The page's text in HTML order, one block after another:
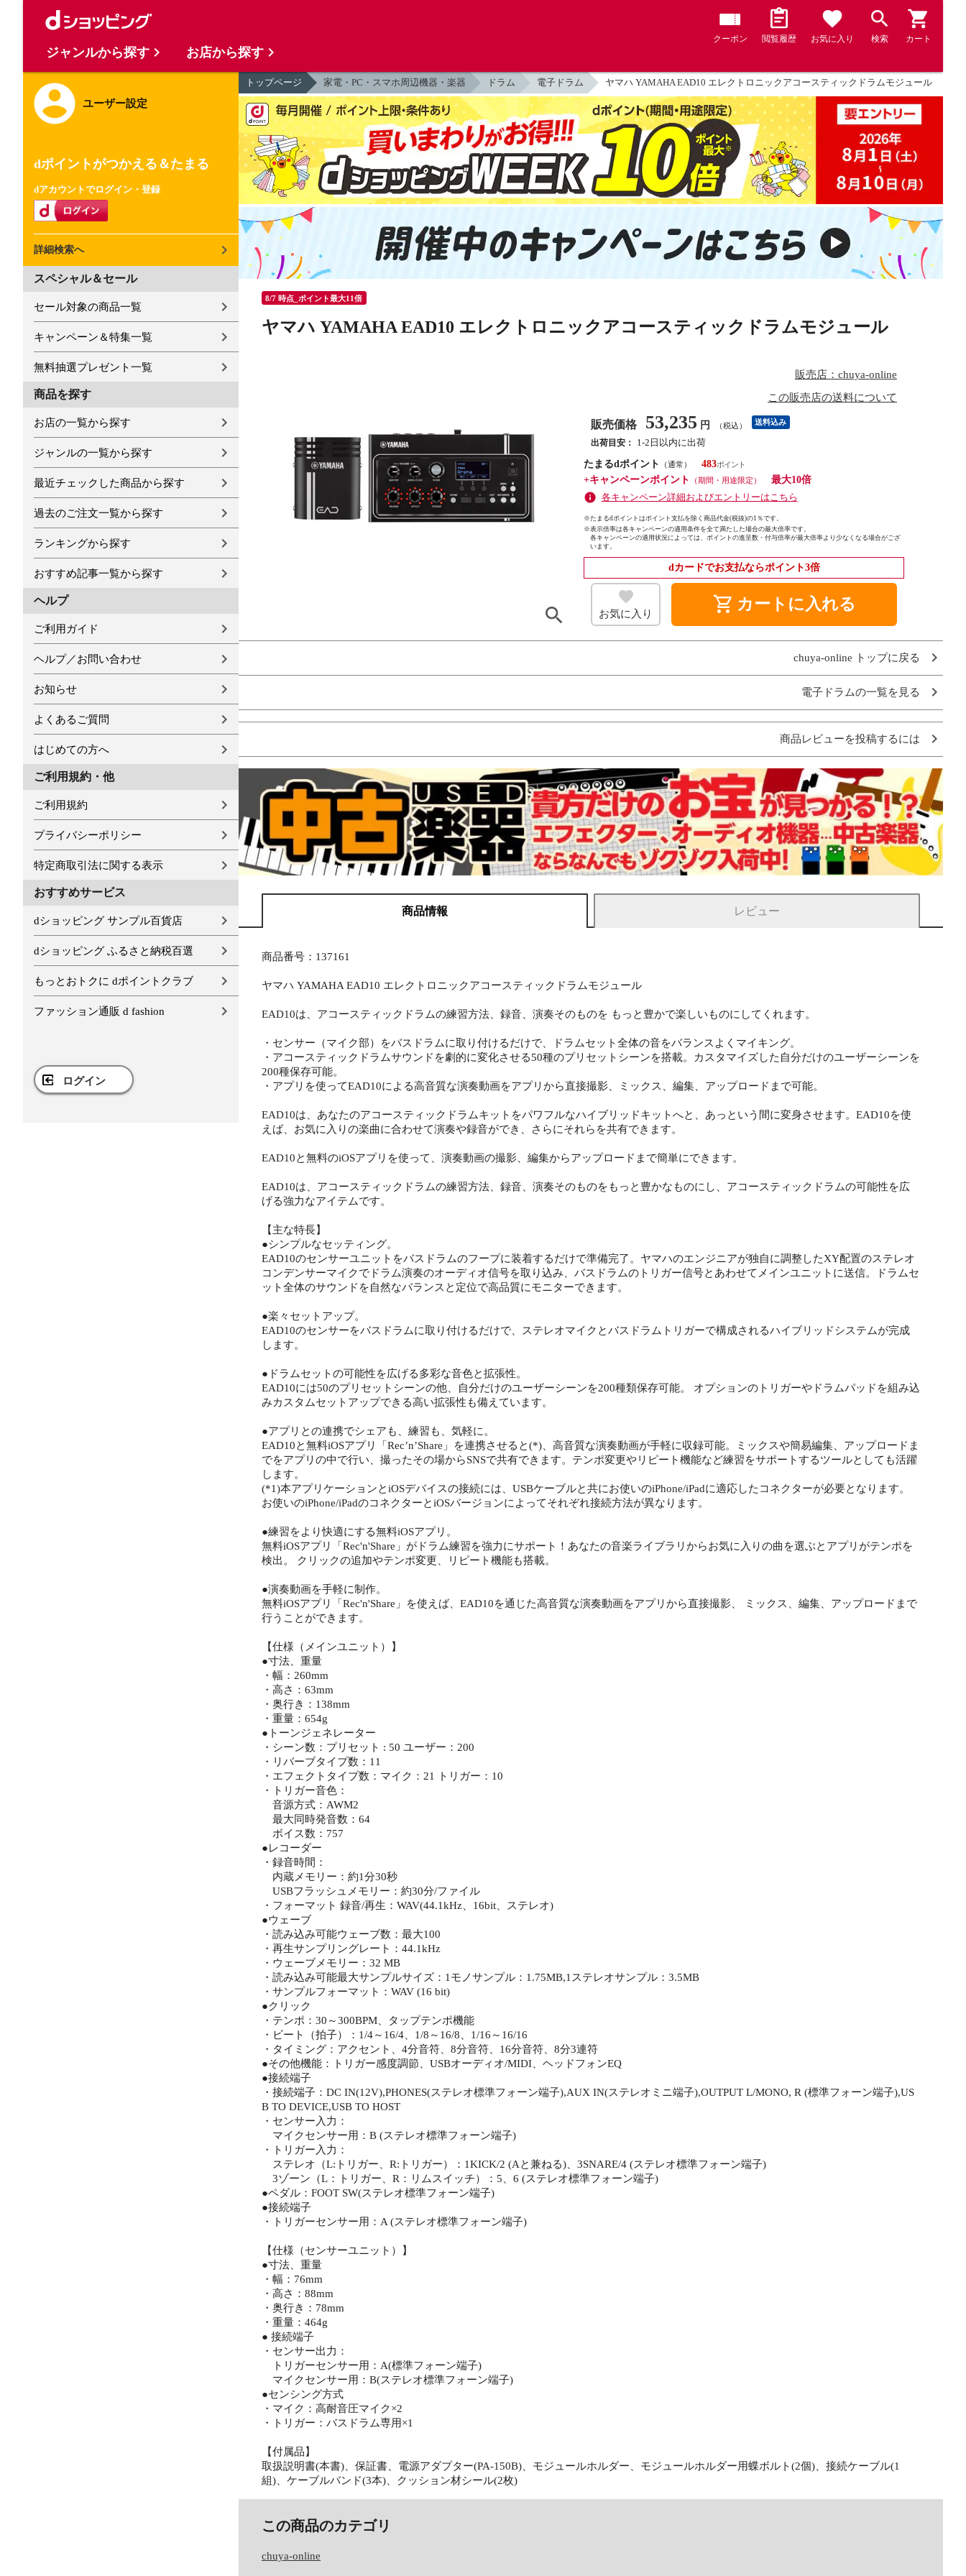
クーポン 閲覧履歴 お気に入り 検索 カート
ユーザー設定
dポイントがつかえる＆たまる
dアカウントでログイン・登録
詳細検索へ
スペシャル＆セール
セール対象の商品一覧
キャンペーン＆特集一覧
無料抽選プレゼント一覧
商品を探す
お店の一覧から探す
ジャンルの一覧から探す
最近チェックした商品から探す
過去のご注文一覧から探す
ランキングから探す
おすすめ記事一覧から探す
ヘルプ
ご利用ガイド
ヘルプ／お問い合わせ
お知らせ
よくあるご質問
はじめての方へ
ご利用規約・他
ご利用規約
プライバシーポリシー
特定商取引法に関する表示
おすすめサービス
dショッピング サンプル百貨店
dショッピング ふるさと納税百選
もっとおトクに dポイントクラブ
ファッション通販 d fashion
ログイン
トップページ 家電・PC・スマホ周辺機器・楽器 ドラム 電子ドラム ヤマハ YAMAHA EAD10 エレクトロニックアコースティックドラムモジュール
8/7 時点_ポイント最大11倍
ヤマハ YAMAHA EAD10 エレクトロニックアコースティックドラムモジュール
販売店：chuya-online
この販売店の送料について
販売価格 53,235 円 （税込） 送料込み
出荷目安：
1-2日以内に出荷
たまるdポイント
（通常）
483
+キャンペーンポイント
（期間・用途限定）
最大10倍
各キャンペーン詳細およびエントリーはこちら
※たまるdポイントはポイント支払を除く商品代金(税抜)の1％です。
※表示倍率は各キャンペーンの適用条件を全て満たした場合の最大倍率です。
各キャンペーンの適用状況によっては、ポイントの進呈数・付与倍率が最大倍率より少なくなる場合がござ
います。
dカードでお支払ならポイント3倍
お気に入り shopping_cart カートに入れる
chuya-online トップに戻る
電子ドラムの一覧を見る
商品レビューを投稿するには
商品情報 レビュー
商品番号：137161
ヤマハ YAMAHA EAD10 エレクトロニックアコースティックドラムモジュール
EAD10は、アコースティックドラムの練習方法、録音、演奏そのものを もっと豊かで楽しいものにしてくれます。
・センサー（マイク部）をバスドラムに取り付けるだけで、ドラムセット全体の音をバランスよくマイキング。
・アコースティックドラムサウンドを劇的に変化させる50種のプリセットシーンを搭載。カスタマイズした自分だけのユーザーシーンを
200種保存可能。
・アプリを使ってEAD10による高音質な演奏動画をアプリから直接撮影、ミックス、編集、アップロードまで可能。
EAD10は、あなたのアコースティックドラムキットをパワフルなハイブリッドキットへと、あっという間に変身させます。EAD10を使
えば、お気に入りの楽曲に合わせて演奏や録音ができ、さらにそれらを共有できます。
EAD10と無料のiOSアプリを使って、演奏動画の撮影、編集からアップロードまで簡単にできます。
EAD10は、アコースティックドラムの練習方法、録音、演奏そのものをもっと豊かなものにし、アコースティックドラムの可能性を広
げる強力なアイテムです。
【主な特長】
●シンプルなセッティング。
EAD10のセンサーユニットをバスドラムのフープに装着するだけで準備完了。ヤマハのエンジニアが独自に調整したXY配置のステレオ
コンデンサーマイクでドラム演奏のオーディオ信号を取り込み、バスドラムのトリガー信号とあわせてメインユニットに送信。ドラムセ
ット全体のサウンドを自然なバランスと定位で高品質にモニターできます。
●楽々セットアップ。
EAD10のセンサーをバスドラムに取り付けるだけで、ステレオマイクとバスドラムトリガーで構成されるハイブリッドシステムが完成
します。
●ドラムセットの可能性を広げる多彩な音色と拡張性。
EAD10には50のプリセットシーンの他、自分だけのユーザーシーンを200種類保存可能。 オプションのトリガーやドラムパッドを組み込
みカスタムセットアップできる高い拡張性も備えています。
●アプリとの連携でシェアも、練習も、気軽に。
EAD10と無料iOSアプリ「Rec’n’Share」を連携させると(*)、高音質な演奏動画が手軽に収録可能。ミックスや簡易編集、アップロードま
でをアプリの中で行い、撮ったその場からSNSで共有できます。テンポ変更やリピート機能など練習をサポートするツールとしても活躍
します。
(*1)本アプリケーションとiOSデバイスの接続には、USBケーブルと共にお使いのiPhone/iPadに適応したコネクターが必要となります。
お使いのiPhone/iPadのコネクターとiOSバージョンによってそれぞれ接続方法が異なります。
●練習をより快適にする無料iOSアプリ。
無料iOSアプリ「Rec'n'Share」がドラム練習を強力にサポート！あなたの音楽ライブラリからお気に入りの曲を選ぶとアプリがテンポを
検出。 クリックの追加やテンポ変更、リピート機能も搭載。
●演奏動画を手軽に制作。
無料iOSアプリ「Rec'n'Share」を使えば、EAD10を通じた高音質な演奏動画をアプリから直接撮影、 ミックス、編集、アップロードまで
行うことができます。
【仕様（メインユニット）】
●寸法、重量
・幅：260mm
・高さ：63mm
・奥行き：138mm
・重量：654g
●トーンジェネレーター
・シーン数：プリセット : 50 ユーザー：200
・リバーブタイプ数：11
・エフェクトタイプ数：マイク：21 トリガー：10
・トリガー音色：
音源方式：AWM2
最大同時発音数：64
ボイス数：757
●レコーダー
・録音時間：
内蔵メモリー：約1分30秒
USBフラッシュメモリー：約30分/ファイル
・フォーマット 録音/再生：WAV(44.1kHz、16bit、ステレオ)
●ウェーブ
・読み込み可能ウェーブ数：最大100
・再生サンプリングレート：44.1kHz
・ウェーブメモリー：32 MB
・読み込み可能最大サンプルサイズ：1モノサンプル：1.75MB,1ステレオサンプル：3.5MB
・サンプルフォーマット：WAV (16 bit)
●クリック
・テンポ：30～300BPM、タップテンポ機能
・ビート（拍子）：1/4～16/4、1/8～16/8、1/16～16/16
・タイミング：アクセント、4分音符、8分音符、16分音符、8分3連符
●その他機能：トリガー感度調節、USBオーディオ/MIDI、ヘッドフォンEQ
●接続端子
・接続端子：DC IN(12V),PHONES(ステレオ標準フォーン端子),AUX IN(ステレオミニ端子),OUTPUT L/MONO, R (標準フォーン端子),US
B TO DEVICE,USB TO HOST
・センサー入力：
マイクセンサー用：B (ステレオ標準フォーン端子)
・トリガー入力：
ステレオ（L:トリガー、R:トリガー）：1KICK/2 (Aと兼ねる)、3SNARE/4 (ステレオ標準フォーン端子)
3ゾーン（L：トリガー、R：リムスイッチ）：5、6 (ステレオ標準フォーン端子)
●ペダル：FOOT SW(ステレオ標準フォーン端子)
●接続端子
・トリガーセンサー用：A (ステレオ標準フォーン端子)
【仕様（センサーユニット）】
●寸法、重量
・幅：76mm
・高さ：88mm
・奥行き：78mm
・重量：464g
● 接続端子
・センサー出力：
トリガーセンサー用：A(標準フォーン端子)
マイクセンサー用：B(ステレオ標準フォーン端子)
●センシング方式
・マイク：高耐音圧マイク×2
・トリガー：バスドラム専用×1
【付属品】
取扱説明書(本書)、保証書、電源アダプター(PA-150B)、モジュールホルダー、モジュールホルダー用蝶ボルト(2個)、接続ケーブル(1
組)、ケーブルバンド(3本)、クッション材シール(2枚)
この商品のカテゴリ
chuya-online
ジャンルから探す お店から探す